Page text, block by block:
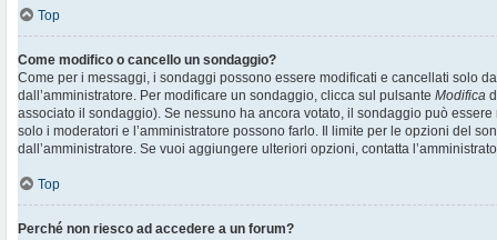
Top
Come modifico o cancello un sondaggio?
Come per i messaggi, i sondaggi possono essere modificati e cancellati solo
dall’amministratore. Per modificare un sondaggio, clicca sul pulsante Modifica
associato il sondaggio). Se nessuno ha ancora votato, il sondaggio può
solo i moderatori e l’amministratore possono farlo. Il limite per le opzioni del
dall’amministratore. Se vuoi aggiungere ulteriori opzioni, contatta
Top
Perché non riesco ad accedere a un forum?